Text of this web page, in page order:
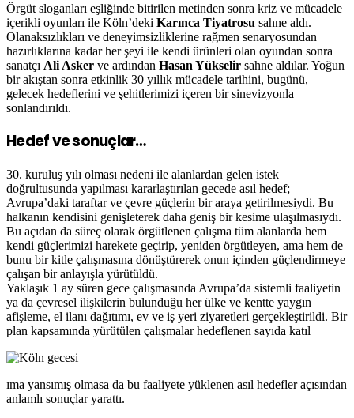
Örgüt sloganları eşliğinde bitirilen metinden sonra kriz ve mücadele
içerikli oyunları ile Köln’deki Karınca Tiyatrosu sahne aldı.
Olanaksızlıkları ve deneyimsizliklerine rağmen senaryosundan
hazırlıklarına kadar her şeyi ile kendi ürünleri olan oyundan sonra
sanatçı Ali Asker ve ardından Hasan Yükselir sahne aldılar. Yoğun
bir akıştan sonra etkinlik 30 yıllık mücadele tarihini, bugünü,
gelecek hedeflerini ve şehitlerimizi içeren bir sinevizyonla
sonlandırıldı.
Hedef ve sonuçlar…
30. kuruluş yılı olması nedeni ile alanlardan gelen istek
doğrultusunda yapılması kararlaştırılan gecede asıl hedef;
Avrupa’daki taraftar ve çevre güçlerin bir araya getirilmesiydi. Bu
halkanın kendisini genişleterek daha geniş bir kesime ulaşılmasıydı.
Bu açıdan da süreç olarak örgütlenen çalışma tüm alanlarda hem
kendi güçlerimizi harekete geçirip, yeniden örgütleyen, ama hem de
bunu bir kitle çalışmasına dönüştürerek onun içinden güçlendirmeye
çalışan bir anlayışla yürütüldü.
Yaklaşık 1 ay süren gece çalışmasında Avrupa’da sistemli faaliyetin
ya da çevresel ilişkilerin bulunduğu her ülke ve kentte yaygın
afişleme, el ilanı dağıtımı, ev ve iş yeri ziyaretleri gerçekleştirildi. Bir
plan kapsamında yürütülen çalışmalar hedeflenen sayıda katıl
ıma yansımış olmasa da bu faaliyete yüklenen asıl hedefler açısından
anlamlı sonuçlar yarattı.